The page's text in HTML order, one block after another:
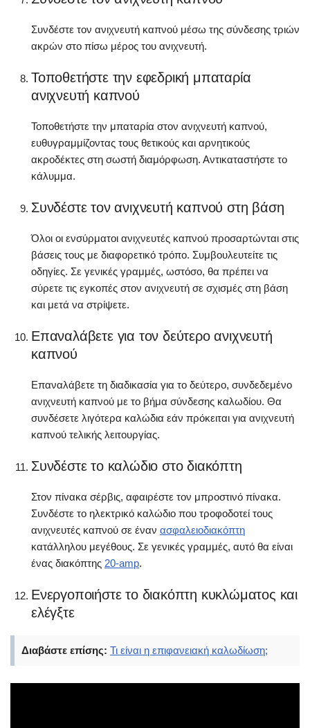
Συνδέστε τον ανιχνευτή καπνού μέσω της σύνδεσης τριών
ακρών στο πίσω μέρος του ανιχνευτή.
Τοποθετήστε την εφεδρική μπαταρία
ανιχνευτή καπνού
Τοποθετήστε την μπαταρία στον ανιχνευτή καπνού,
ευθυγραμμίζοντας τους θετικούς και αρνητικούς
ακροδέκτες στη σωστή διαμόρφωση. Αντικαταστήστε το
κάλυμμα.
Συνδέστε τον ανιχνευτή καπνού στη βάση
Όλοι οι ενσύρματοι ανιχνευτές καπνού προσαρτώνται στις
βάσεις τους με διαφορετικό τρόπο. Συμβουλευτείτε τις
οδηγίες. Σε γενικές γραμμές, ωστόσο, θα πρέπει να
σύρετε τις εγκοπές στον ανιχνευτή σε σχισμές στη βάση
και μετά να στρίψετε.
Επαναλάβετε για τον δεύτερο ανιχνευτή
καπνού
Επαναλάβετε τη διαδικασία για το δεύτερο, συνδεδεμένο
ανιχνευτή καπνού με το βήμα σύνδεσης καλωδίου. Θα
συνδέσετε λιγότερα καλώδια εάν πρόκειται για ανιχνευτή
καπνού τελικής λειτουργίας.
Συνδέστε το καλώδιο στο διακόπτη
Στον πίνακα σέρβις, αφαιρέστε τον μπροστινό πίνακα.
Συνδέστε το ηλεκτρικό καλώδιο που τροφοδοτεί τους
ανιχνευτές καπνού σε έναν ασφαλειοδιακόπτη
κατάλληλου μεγέθους. Σε γενικές γραμμές, αυτό θα είναι
ένας διακόπτης 20-amp.
Ενεργοποιήστε το διακόπτη κυκλώματος και
ελέγξτε
Διαβάστε επίσης: Τι είναι η επιφανειακή καλωδίωση;